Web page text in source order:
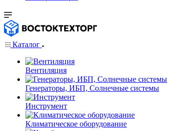
Каталог
Вентиляция
Генераторы, ИБП, Солнечные системы
Инструмент
Климатическое оборудование